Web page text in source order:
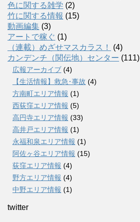
色に関する雑学 (2)
竹に関する情報 (15)
動画編集 (3)
アートで稼ぐ (1)
（連載）めざせマスカラス！
(4)
カンデンチ（関伝地）センター (111)
広報アーカイブ (4)
【生活情報】救急･事故 (4)
方南町エリア情報 (1)
西荻窪エリア情報 (5)
高円寺エリア情報 (33)
高井戸エリア情報 (1)
永福和泉エリア情報 (1)
阿佐ヶ谷エリア情報 (15)
荻窪エリア情報 (4)
野方エリア情報 (4)
中野エリア情報 (1)
twitter